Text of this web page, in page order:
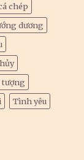
chép
dương
Tình yêu